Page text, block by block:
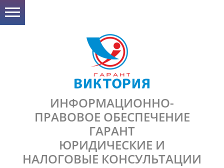
ИНФОРМАЦИОННО-
ПРАВОВОЕ ОБЕСПЕЧЕНИЕ
ГАРАНТ
ЮРИДИЧЕСКИЕ И
НАЛОГОВЫЕ КОНСУЛЬТАЦИИ